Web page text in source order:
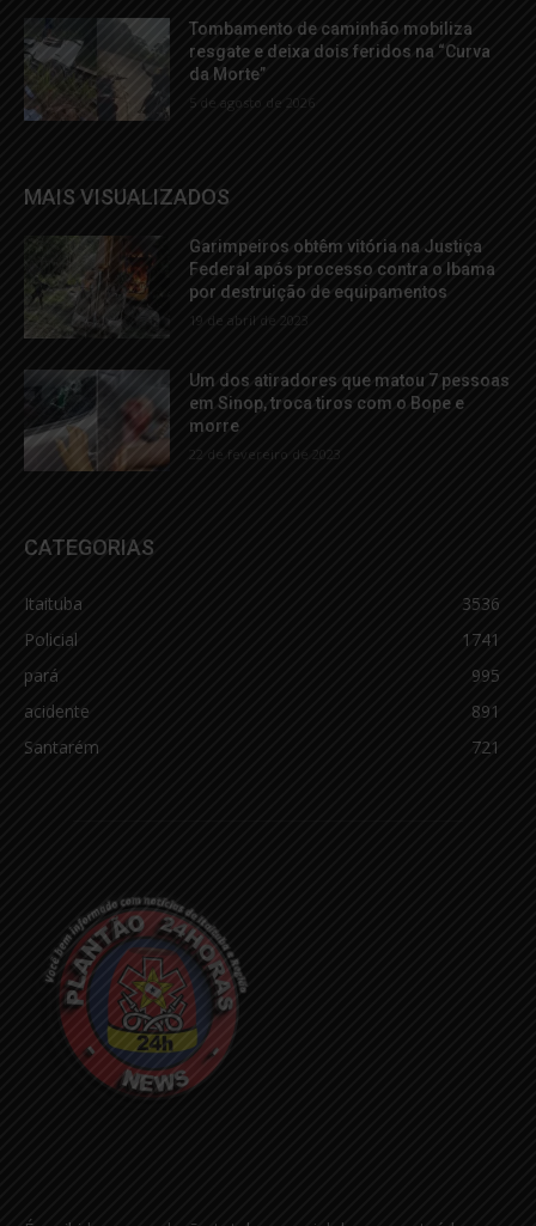
Tombamento de caminhão mobiliza
resgate e deixa dois feridos na “Curva
da Morte”
5 de agosto de 2026
MAIS VISUALIZADOS
Garimpeiros obtêm vitória na Justiça
Federal após processo contra o Ibama
por destruição de equipamentos
19 de abril de 2023
Um dos atiradores que matou 7 pessoas
em Sinop, troca tiros com o Bope e
morre
22 de fevereiro de 2023
CATEGORIAS
Itaituba
3536
Policial
1741
pará
995
acidente
891
Santarém
721